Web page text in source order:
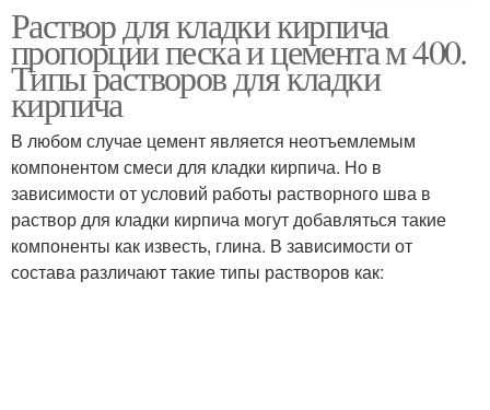
раствор
Кладочный раствор
Цементные растворы
Раствор для кладки кирпича
пропорции песка и цемента м 400.
Типы растворов для кладки
кирпича
В любом случае цемент является неотъемлемым
компонентом смеси для кладки кирпича. Но в
зависимости от условий работы растворного шва в
раствор для кладки кирпича могут добавляться такие
компоненты как известь, глина. В зависимости от
состава различают такие типы растворов как: